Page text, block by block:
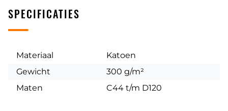
SPECIFICATIES
Materiaal
Katoen
Gewicht
300 g/m²
Maten
C44 t/m D120